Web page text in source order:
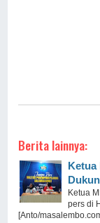
Berita lainnya:
Ketua
Ketua
pers di
[Anto/